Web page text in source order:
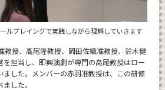
ルプレイングで実践しながら理解していきます
教授、高尾隆教授、岡田佐織准教授、鈴木健
担当し、即興演劇が専門の高尾教授はロー
ました。メンバーの赤羽准教授は、この研修
した。